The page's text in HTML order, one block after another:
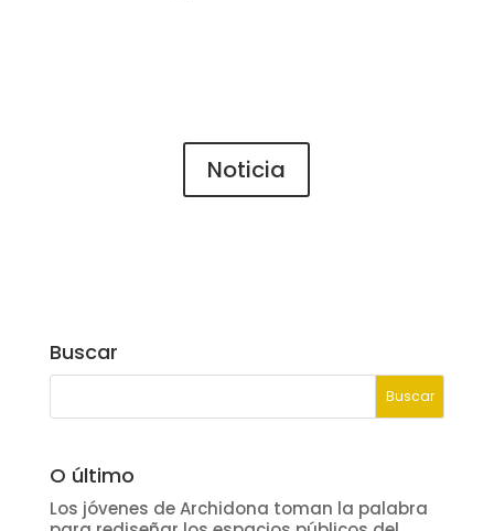
Noticia
Buscar
O último
Los jóvenes de Archidona toman la palabra